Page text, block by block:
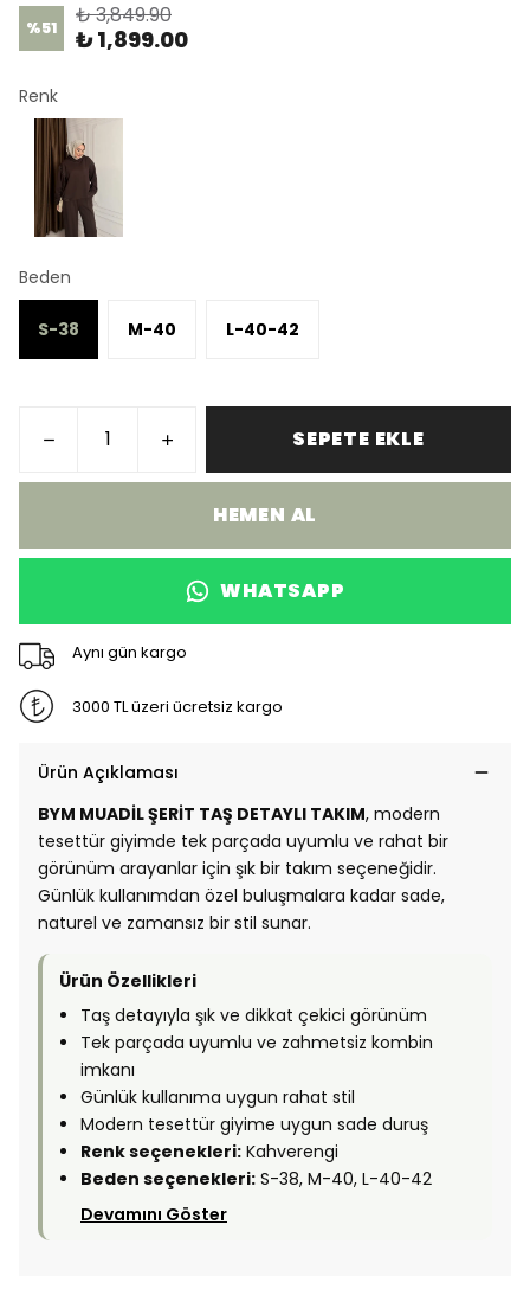
%51 ₺ 3,849.90
₺ 1,899.00
Renk
Beden
S-38 M-40 L-40-42
SEPETE EKLE
HEMEN AL
WHATSAPP
Aynı gün kargo
3000 TL üzeri ücretsiz kargo
Ürün Açıklaması
BYM MUADİL ŞERİT TAŞ DETAYLI TAKIM, modern
tesettür giyimde tek parçada uyumlu ve rahat bir
görünüm arayanlar için şık bir takım seçeneğidir.
Günlük kullanımdan özel buluşmalara kadar sade,
naturel ve zamansız bir stil sunar.
Ürün Özellikleri
Taş detayıyla şık ve dikkat çekici görünüm
Tek parçada uyumlu ve zahmetsiz kombin
imkanı
Günlük kullanıma uygun rahat stil
Modern tesettür giyime uygun sade duruş
Renk seçenekleri: Kahverengi
Beden seçenekleri: S-38, M-40, L-40-42
Devamını Göster